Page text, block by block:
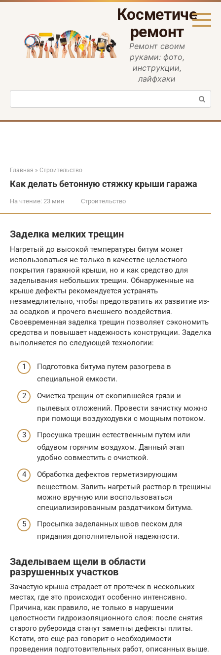
Перейти
ремонт
Ремонт своим
руками: фото,
инструкции,
лайфхаки
Поиск:
Главная » Строительство
Как делать бетонную стяжку крыши гаража
На чтение: 23 мин Строительство
Заделка мелких трещин
Нагретый до высокой температуры битум может
использоваться не только в качестве целостного
покрытия гаражной крыши, но и как средство для
заделывания небольших трещин. Обнаруженные на
крыше дефекты рекомендуется устранять
незамедлительно, чтобы предотвратить их развитие из-
за осадков и прочего внешнего воздействия.
Своевременная заделка трещин позволяет сэкономить
средства и повышает надежность конструкции. Заделка
выполняется по следующей технологии:
Подготовка битума путем разогрева в
специальной емкости.
Очистка трещин от скопившейся грязи и
пылевых отложений. Провести зачистку можно
при помощи воздуходувки с мощным потоком.
Просушка трещин естественным путем или
обдувом горячим воздухом. Данный этап
удобно совместить с очисткой.
Обработка дефектов герметизирующим
веществом. Залить нагретый раствор в трещины
можно вручную или воспользоваться
специализированным раздатчиком битума.
Просыпка заделанных швов песком для
придания дополнительной надежности.
Заделываем щели в области
разрушенных участков
Зачастую крыша страдает от протечек в нескольких
местах, где это происходит особенно интенсивно.
Причина, как правило, не только в нарушении
целостности гидроизоляционного слоя: после снятия
старого рубероида станут заметны дефекты плиты.
Кстати, это еще раз говорит о необходимости
проведения подготовительных работ, описанных выше.